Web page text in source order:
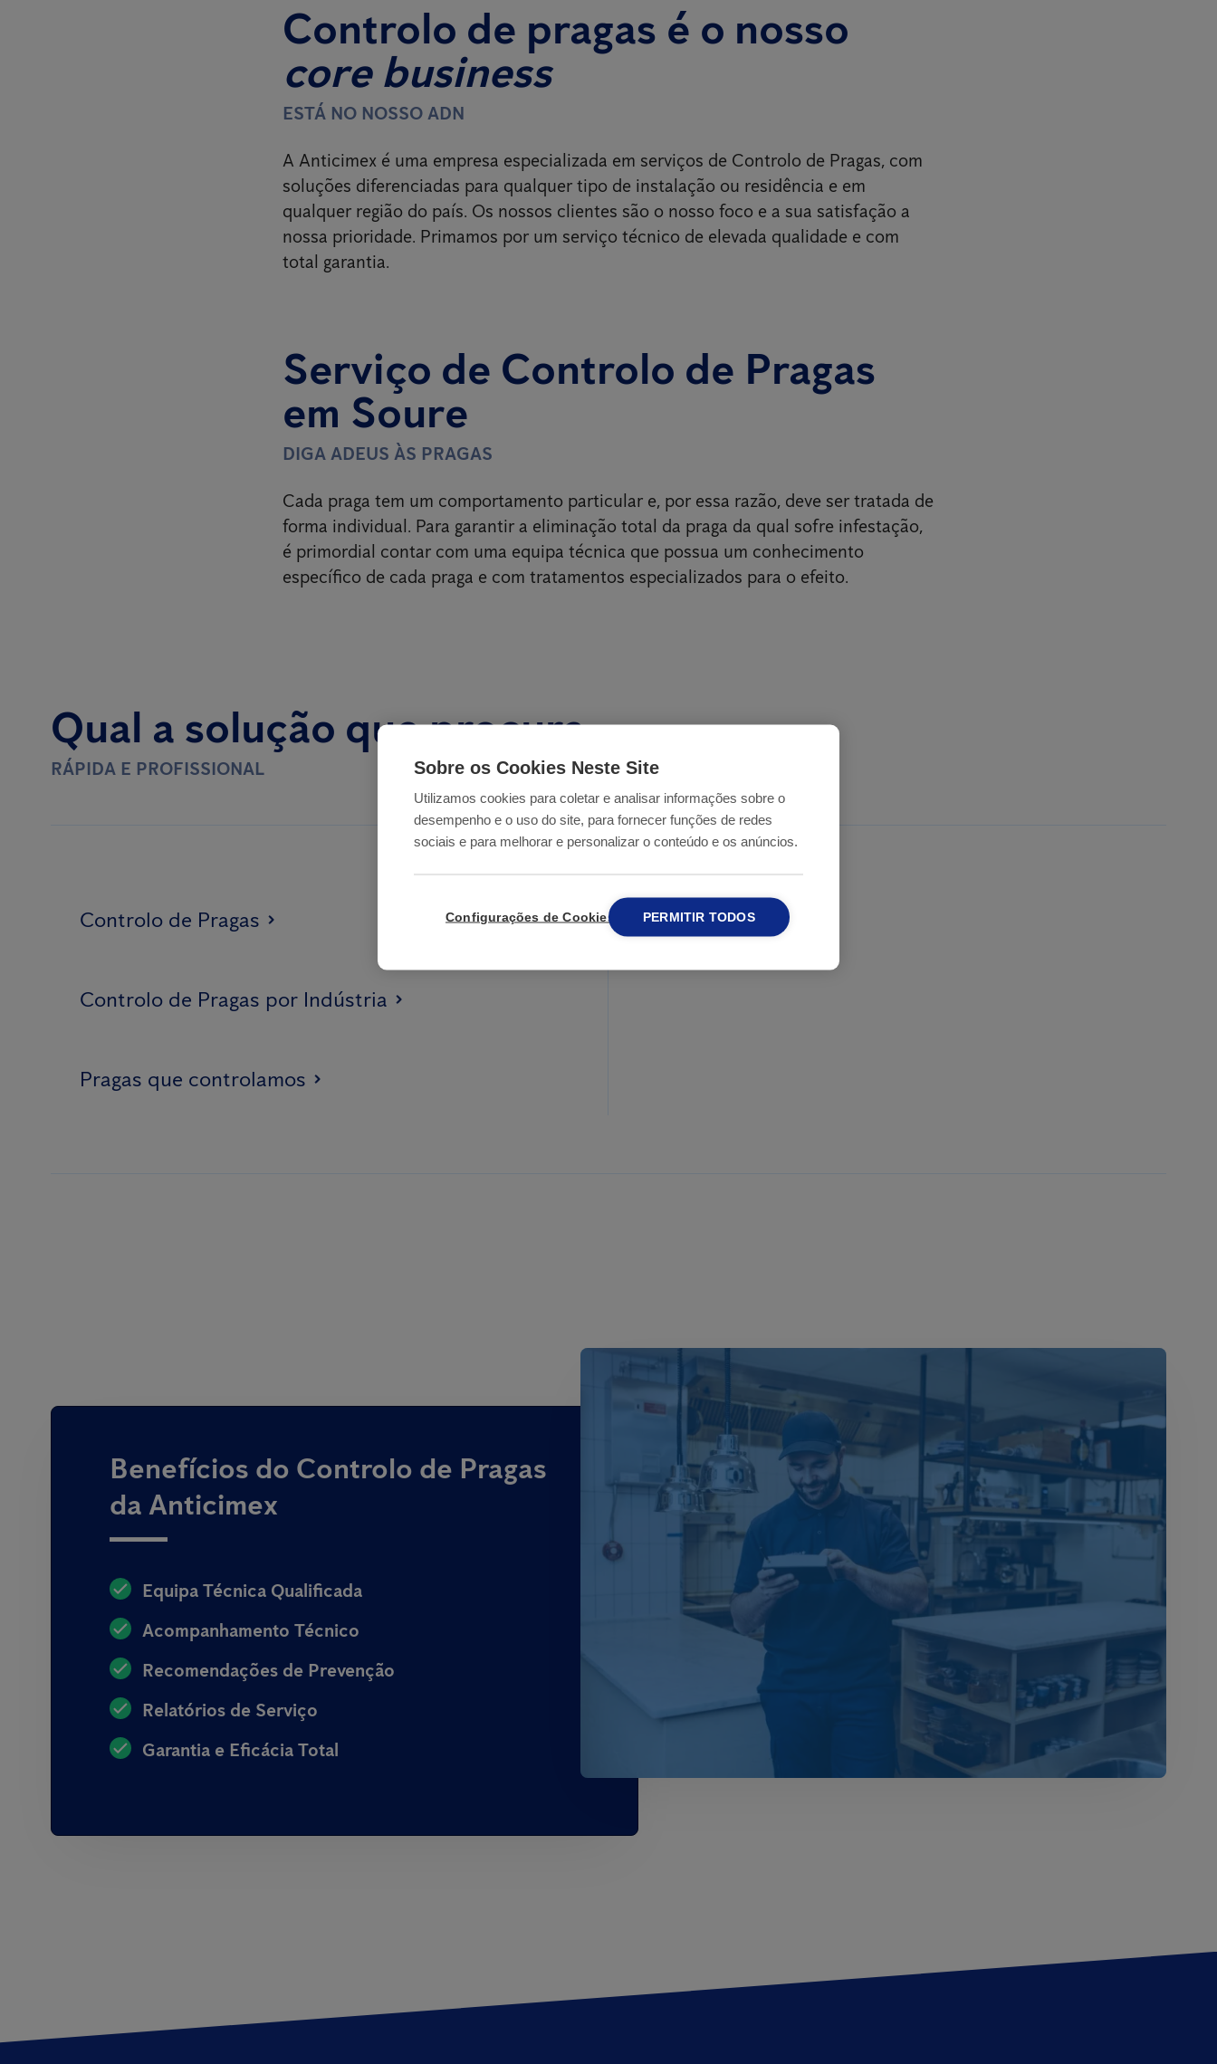
Controlo de pragas é o nosso
core business
ESTÁ NO NOSSO ADN
A Anticimex é uma empresa especializada em serviços de Controlo de Pragas, com
soluções diferenciadas para qualquer tipo de instalação ou residência e em
qualquer região do país. Os nossos clientes são o nosso foco e a sua satisfação a
nossa prioridade. Primamos por um serviço técnico de elevada qualidade e com
total garantia.
Serviço de Controlo de Pragas
em Soure
DIGA ADEUS ÀS PRAGAS
Cada praga tem um comportamento particular e, por essa razão, deve ser tratada de
forma individual. Para garantir a eliminação total da praga da qual sofre infestação,
é primordial contar com uma equipa técnica que possua um conhecimento
específico de cada praga e com tratamentos especializados para o efeito.
Qual a solução que procura
RÁPIDA E PROFISSIONAL
Controlo de Pragas
Controlo de Pragas por Indústria
Pragas que controlamos
Benefícios do Controlo de Pragas
da Anticimex
Equipa Técnica Qualificada
Acompanhamento Técnico
Recomendações de Prevenção
Relatórios de Serviço
Garantia e Eficácia Total
Sobre os Cookies Neste Site
Utilizamos cookies para coletar e analisar informações sobre o
desempenho e o uso do site, para fornecer funções de redes
sociais e para melhorar e personalizar o conteúdo e os anúncios.
Configurações de Cookies PERMITIR TODOS